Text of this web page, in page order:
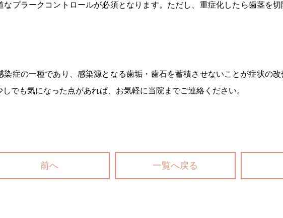
なプラークコントロールが必須となります。ただし、重症化したら歯茎を
染症の一種であり、感染源となる歯垢・歯石を蓄積させないことが症状の
でも気になった点があれば、お気軽に当院までご連絡ください。
前へ 一覧へ戻る